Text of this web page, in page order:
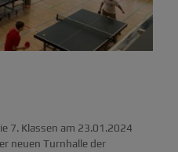
7. Klassen am 23.01.2024
neuen Turnhalle der